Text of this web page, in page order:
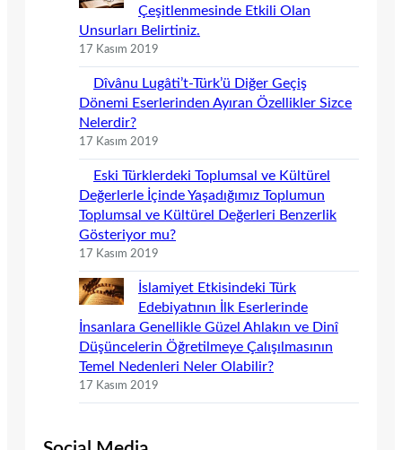
Çeşitlenmesinde Etkili Olan
Unsurları Belirtiniz.
17 Kasım 2019
Dîvânu Lugâti’t-Türk’ü Diğer Geçiş
Dönemi Eserlerinden Ayıran Özellikler Sizce
Nelerdir?
17 Kasım 2019
Eski Türklerdeki Toplumsal ve Kültürel
Değerlerle İçinde Yaşadığımız Toplumun
Toplumsal ve Kültürel Değerleri Benzerlik
Gösteriyor mu?
17 Kasım 2019
İslamiyet Etkisindeki Türk
Edebiyatının İlk Eserlerinde
İnsanlara Genellikle Güzel Ahlakın ve Dinî
Düşüncelerin Öğretilmeye Çalışılmasının
Temel Nedenleri Neler Olabilir?
17 Kasım 2019